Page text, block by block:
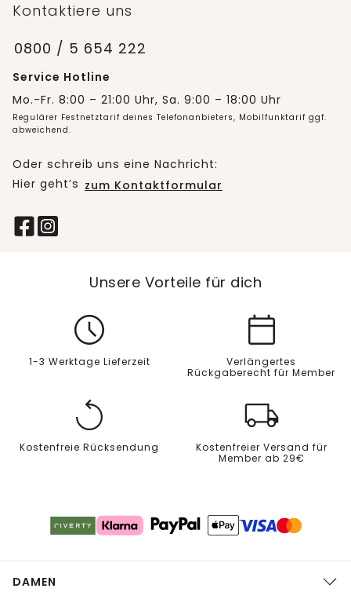
Kontaktiere uns
0800 / 5 654 222
Service Hotline
Mo.-Fr. 8:00 – 21:00 Uhr, Sa. 9:00 – 18:00 Uhr
Regulärer Festnetztarif deines Telefonanbieters, Mobilfunktarif ggf.
abweichend.
Oder schreib uns eine Nachricht:
Hier geht’s zum Kontaktformular
Unsere Vorteile für dich
1-3 Werktage Lieferzeit
Verlängertes
Rückgaberecht für Member
Kostenfreie Rücksendung
Kostenfreier Versand für
Member ab 29€
DAMEN